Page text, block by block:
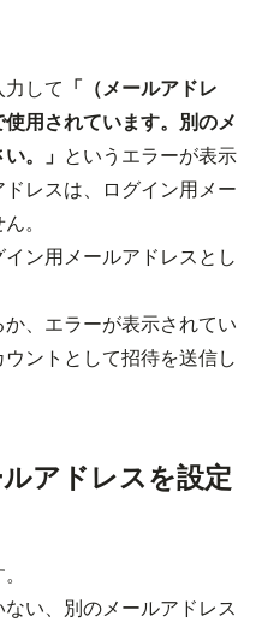
して 「（メールアドレ
用されています。別のメ
。」 というエラーが表示
レスは、ログイン用メー
。
ン用メールアドレスとし
、エラーが表示されてい
ントとして招待を送信し
アドレスを設定
い、別のメールアドレス